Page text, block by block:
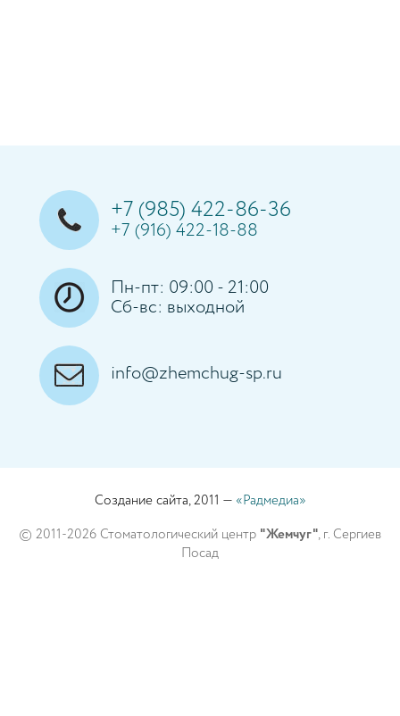
+7 (985) 422-86-36
+7 (916) 422-18-88
Пн-пт: 09:00 - 21:00
Сб-вс: выходной
info@zhemchug-sp.ru
Создание сайта, 2011 — «Радмедиа»
© 2011-2026 Стоматологический центр "Жемчуг", г. Сергиев
Посад